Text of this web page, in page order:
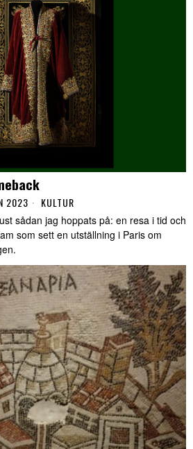
2023 KULTUR
sådan jag hoppats på: en resa i tid och
som sett en utställning i Paris om